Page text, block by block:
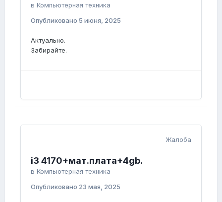
в Компьютерная техника
Опубликовано 5 июня, 2025
Актуально.
Забирайте.
Жалоба
i3 4170+мат.плата+4gb.
в Компьютерная техника
Опубликовано 23 мая, 2025